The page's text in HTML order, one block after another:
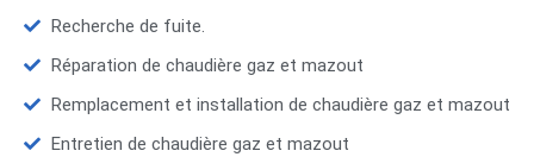
Recherche de fuite.
Réparation de chaudière gaz et mazout
Remplacement et installation de chaudière gaz et mazout
Entretien de chaudière gaz et mazout